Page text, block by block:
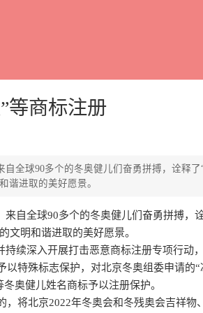
等商标注册
全球90多个的冬奥健儿们奋勇拼搏，诠释了“
谐进取的美好愿景。
自全球90多个的冬奥健儿们奋勇拼搏，
文明和谐进取的美好愿景。
续深入开展打击恶意商标注册专项行动
以特殊标志保护，对北京冬奥组委申请的“
奥健儿姓名商标予以注册保护。
将北京2022年冬奥会和冬残奥会吉祥物